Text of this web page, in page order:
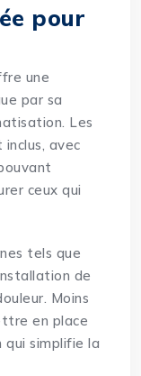
pour
une
par sa
Les
avec
ceux qui
tels que
de
Moins
en place
simplifie la